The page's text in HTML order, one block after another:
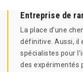
Entreprise de
La place d’une
définitive. Aussi, il
spécialistes pour
des expérimentés